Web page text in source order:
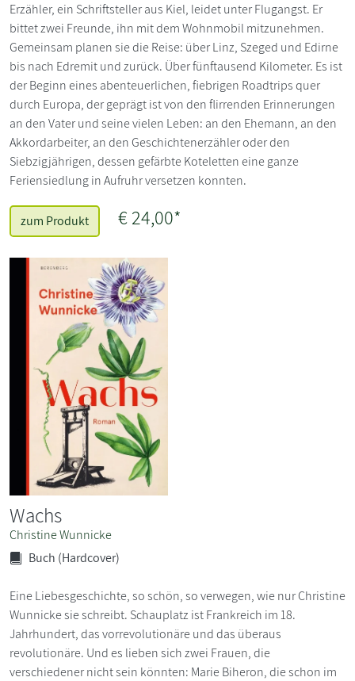
Erzähler, ein Schriftsteller aus Kiel, leidet unter Flugangst. Er
bittet zwei Freunde, ihn mit dem Wohnmobil mitzunehmen.
Gemeinsam planen sie die Reise: über Linz, Szeged und Edirne
bis nach Edremit und zurück. Über fünftausend Kilometer. Es ist
der Beginn eines abenteuerlichen, fiebrigen Roadtrips quer
durch Europa, der geprägt ist von den flirrenden Erinnerungen
an den Vater und seine vielen Leben: an den Ehemann, an den
Akkordarbeiter, an den Geschichtenerzähler oder den
Siebzigjährigen, dessen gefärbte Koteletten eine ganze
Feriensiedlung in Aufruhr versetzen konnten.
zum Produkt € 24,00*
Wachs
Christine Wunnicke
Buch (Hardcover)
Eine Liebesgeschichte, so schön, so verwegen, wie nur Christine
Wunnicke sie schreibt. Schauplatz ist Frankreich im 18.
Jahrhundert, das vorrevolutionäre und das überaus
revolutionäre. Und es lieben sich zwei Frauen, die
verschiedener nicht sein könnten: Marie Biheron, die schon im